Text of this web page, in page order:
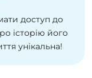
доступ до
історію його
унікальна!